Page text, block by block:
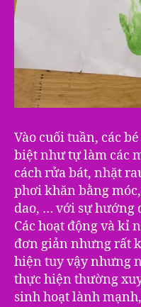
Vào cuối tuần, các
biệt như tự làm các
cách rửa bát, nhặt
phơi khăn bằng
dao, … với sự hướng
Các hoạt động và kỉ
đơn giản nhưng rất
hiện tuy vậy nhưng
thực hiện thường
sinh hoạt lành